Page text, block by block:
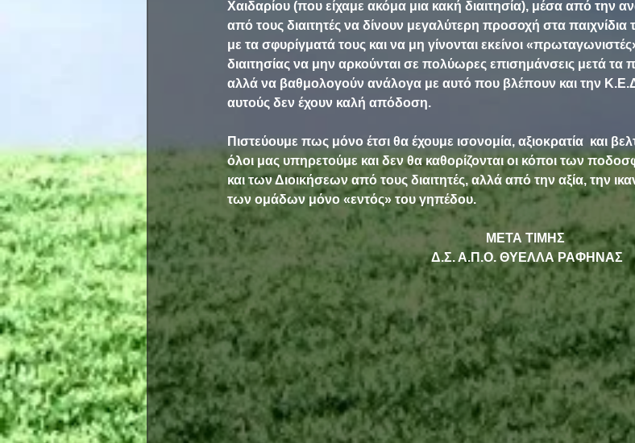
Χαιδαρίου (που είχαμε ακόμα μια κακή διαιτησία), μέσα από την
από τους διαιτητές να δίνουν μεγαλύτερη προσοχή στα παιχνίδια
με τα σφυρίγματά τους και να μη γίνονται εκείνοι
διαιτησίας να μην αρκούνται σε πολύωρες επισημάνσεις μετά τα
αλλά να βαθμολογούν ανάλογα με αυτό που βλέπουν και την
αυτούς δεν έχουν καλή απόδοση.
Πιστεύουμε πως μόνο έτσι θα έχουμε ισονομία, αξιοκρατία  και
όλοι μας υπηρετούμε και δεν θα καθορίζονται οι κόποι των
και των Διοικήσεων από τους διαιτητές, αλλά από την αξία, την
των ομάδων μόνο «εντός» του γηπέδου.
ΜΕΤΑ ΤΙΜΗΣ
Δ.Σ. Α.Π.Ο. ΘΥΕΛΛΑ ΡΑΦΗΝΑΣ